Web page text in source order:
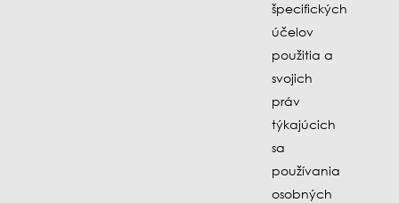
špecifických
účelov
použitia a
svojich
práv
týkajúcich
sa
používania
osobných